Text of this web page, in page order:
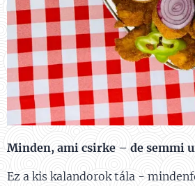
Minden, ami csirke – de semmi
Ez a kis kalandorok tála -